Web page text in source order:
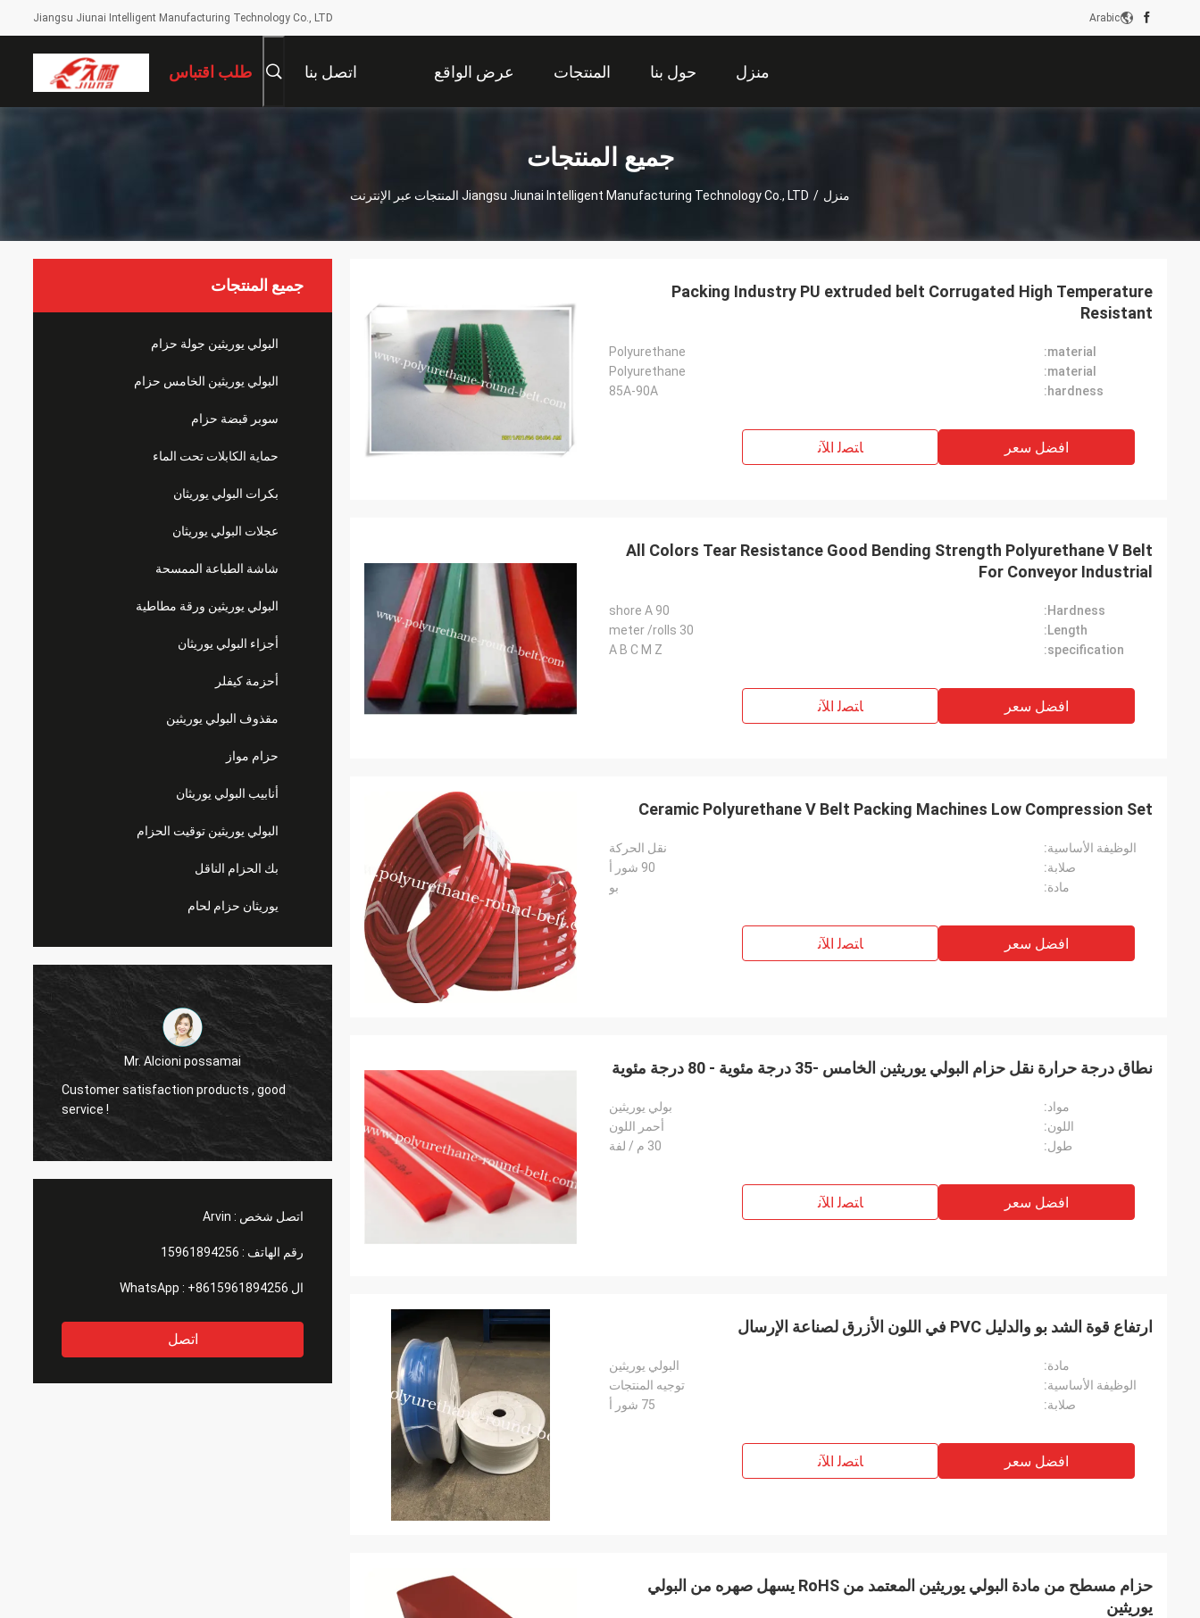
Jiangsu Jiunai Intelligent Manufacturing Technology Co., LTD Arabic
منزل حول بنا المنتجات عرض الواقع اتصل بنا طلب اقتباس
جميع المنتجات
منزل / Jiangsu Jiunai Intelligent Manufacturing Technology Co., LTD المنتجات عبر الإنترنت
جميع المنتجات
البولي يوريثين جولة حزام
البولي يوريثين الخامس حزام
سوبر قبضة حزام
حماية الكابلات تحت الماء
بكرات البولي يوريثان
عجلات البولي يوريثان
شاشة الطباعة الممسحة
البولي يوريثين ورقة مطاطية
أجزاء البولي يوريثان
أحزمة كيفلر
مقذوف البولي يوريثين
حزام مواز
أنابيب البولي يوريثان
البولي يوريثين توقيت الحزام
بك الحزام الناقل
يوريثان حزام لحام
Mr. Alcioni possamai
Customer satisfaction products , good
service !
we are very impressed with the quality of
the belts you produced.
Mr. jone
markets.
Mr. Alcioni possamai
اتصل شخص : Arvin
رقم الهاتف : 15961894256
ال WhatsApp : +8615961894256
اتصل
Packing Industry PU extruded belt Corrugated High Temperature
Resistant
material:
Polyurethane
material:
Polyurethane
hardness:
85A-90A
افضل سعر ﺎﺘﺼﻟ ﺍﻶﻧ
All Colors Tear Resistance Good Bending Strength Polyurethane V Belt
For Conveyor Industrial
Hardness:
90 shore A
Length:
30 meter /rolls
specification:
A B C M Z
افضل سعر ﺎﺘﺼﻟ ﺍﻶﻧ
Ceramic Polyurethane V Belt Packing Machines Low Compression Set
الوظيفة الأساسية:
نقل الحركة
صلابة:
90 شور أ
مادة:
بو
افضل سعر ﺎﺘﺼﻟ ﺍﻶﻧ
نطاق درجة حرارة نقل حزام البولي يوريثين الخامس -35 درجة مئوية - 80 درجة مئوية
مواد:
بولي يوريثين
اللون:
أحمر اللون
طول:
30 م / لفة
افضل سعر ﺎﺘﺼﻟ ﺍﻶﻧ
ارتفاع قوة الشد بو والدليل PVC في اللون الأزرق لصناعة الإرسال
مادة:
البولي يوريثين
الوظيفة الأساسية:
توجيه المنتجات
صلابة:
75 شور أ
افضل سعر ﺎﺘﺼﻟ ﺍﻶﻧ
حزام مسطح من مادة البولي يوريثين المعتمد من RoHS يسهل صهره من البولي
يوريثين